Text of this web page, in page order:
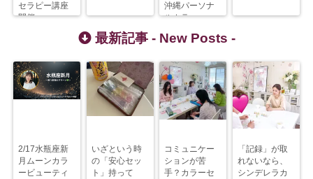
セラピー講座
開催
沖縄パーソナ
ルカラー
最新記事 - New Posts -
2/17水瓶座新
月ムーンカラ
ービューティ
いざという時
の「安心セッ
ト」持って
コミュニケー
ションが苦
手？カラーセ
「記録」が取
れないなら、
シンデレラカ